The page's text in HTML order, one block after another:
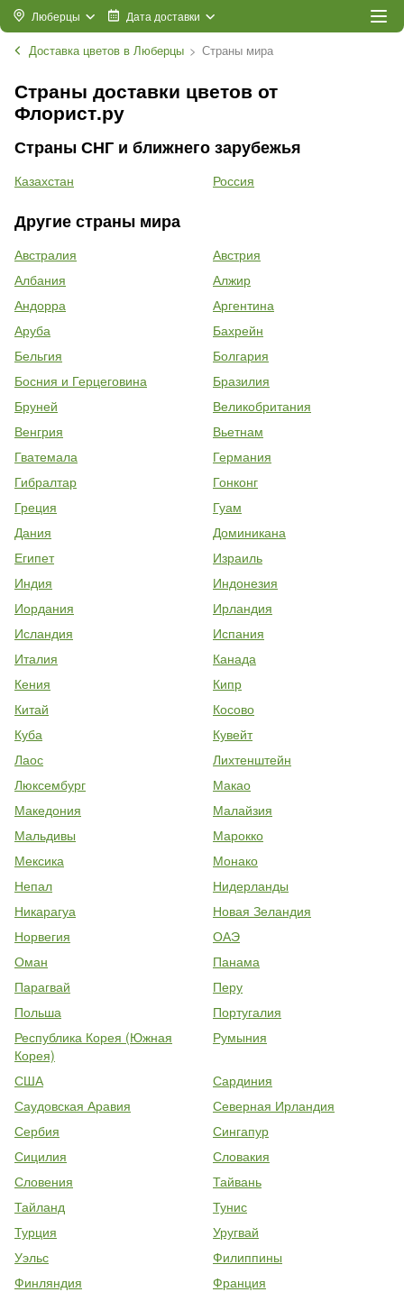
Люберцы Дата доставки
Доставка цветов в Люберцы Страны мира
Страны доставки цветов от
Флорист.ру
Страны СНГ и ближнего зарубежья
Казахстан Россия
Другие страны мира
Австралия
Австрия
Албания
Алжир
Андорра
Аргентина
Аруба
Бахрейн
Бельгия
Болгария
Босния и Герцеговина
Бразилия
Бруней
Великобритания
Венгрия
Вьетнам
Гватемала
Германия
Гибралтар
Гонконг
Греция
Гуам
Дания
Доминикана
Египет
Израиль
Индия
Индонезия
Иордания
Ирландия
Исландия
Испания
Италия
Канада
Кения
Кипр
Китай
Косово
Куба
Кувейт
Лаос
Лихтенштейн
Люксембург
Макао
Македония
Малайзия
Мальдивы
Марокко
Мексика
Монако
Непал
Нидерланды
Никарагуа
Новая Зеландия
Норвегия
ОАЭ
Оман
Панама
Парагвай
Перу
Польша
Португалия
Республика Корея (Южная
Корея)
Румыния
США
Сардиния
Саудовская Аравия
Северная Ирландия
Сербия
Сингапур
Сицилия
Словакия
Словения
Тайвань
Тайланд
Тунис
Турция
Уругвай
Уэльс
Филиппины
Финляндия
Франция